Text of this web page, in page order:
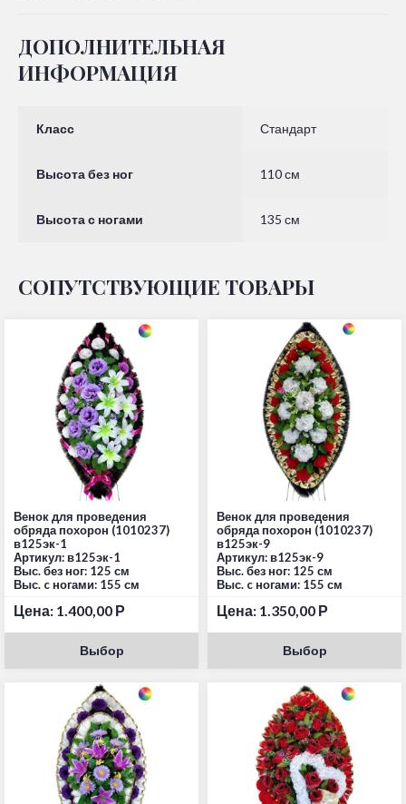
ДОПОЛНИТЕЛЬНАЯ
ИНФОРМАЦИЯ
Класс Стандарт
Высота без ног 110 см
Высота с ногами 135 см
СОПУТСТВУЮЩИЕ ТОВАРЫ
Венок для проведения
обряда похорон (1010237)
в125эк-1
Артикул: в125эк-1
Выс. без ног: 125 см
Выс. c ногами: 155 см
Цена: 1.400,00 Р
Выбор
Венок для проведения
обряда похорон (1010237)
в125эк-9
Артикул: в125эк-9
Выс. без ног: 125 см
Выс. c ногами: 155 см
Цена: 1.350,00 Р
Выбор